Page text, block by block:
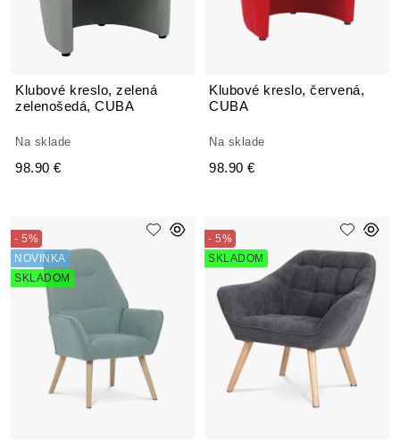
Klubové kreslo, zelená
zelenošedá, CUBA
Na sklade
98.90 €
Klubové kreslo, červená,
CUBA
Na sklade
98.90 €
- 5%
NOVINKA
SKLADOM
- 5%
SKLADOM